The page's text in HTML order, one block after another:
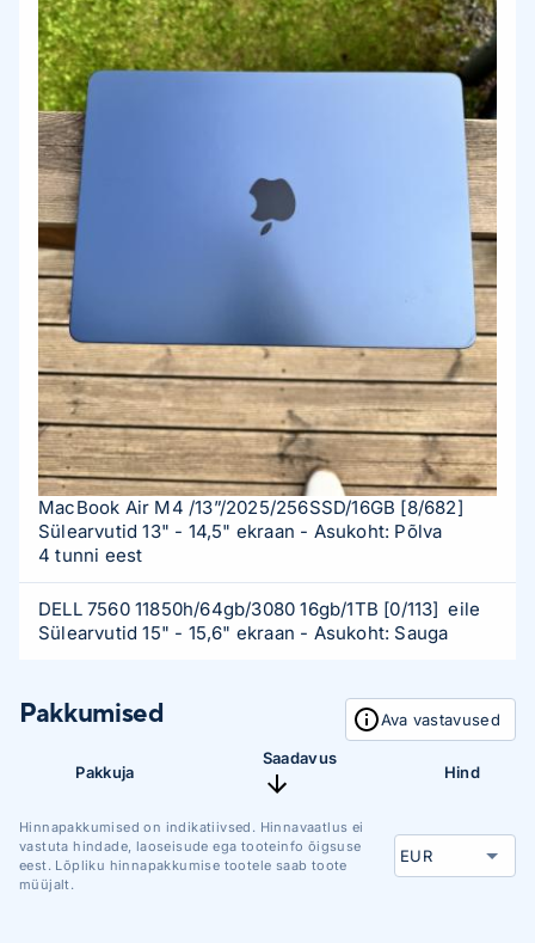
MacBook Air M4 /13”/2025/256SSD/16GB [8/682]
Sülearvutid 13" - 14,5" ekraan - Asukoht: Põlva
4 tunni eest
DELL 7560 11850h/64gb/3080 16gb/1TB [0/113]
Sülearvutid 15" - 15,6" ekraan - Asukoht: Sauga
eile
Pakkumised Ava vastavused
Pakkuja
Saadavus
Hind
Hinnapakkumised on indikatiivsed. Hinnavaatlus ei
vastuta hindade, laoseisude ega tooteinfo õigsuse
eest. Lõpliku hinnapakkumise tootele saab toote
müüjalt.